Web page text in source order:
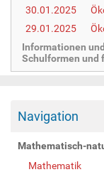
30.01.2025
29.01.2025
Informationen
Schulformen und
Navigation
Mathematisch-
Mathematik